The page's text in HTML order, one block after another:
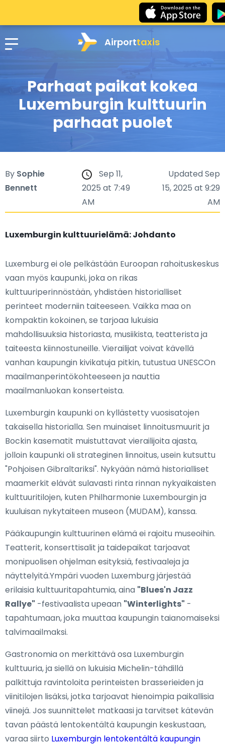
Airporttaxis
Parhaat paikat kokea
Luxemburgin kulttuurin
parhaat puolet
By Sophie
Bennett
Sep 11,
2025 at 7:49
AM
Updated Sep
15, 2025 at 9:29
AM
Luxemburgin kulttuurielämä: Johdanto
Luxemburg ei ole pelkästään Euroopan rahoituskeskus
vaan myös kaupunki, joka on rikas
kulttuuriperinnöstään, yhdistäen historialliset
perinteet moderniin taiteeseen. Vaikka maa on
kompaktin kokoinen, se tarjoaa lukuisia
mahdollisuuksia historiasta, musiikista, teatterista ja
taiteesta kiinnostuneille. Vierailijat voivat kävellä
vanhan kaupungin kivikatuja pitkin, tutustua UNESCOn
maailmanperintökohteeseen ja nauttia
maailmanluokan konserteista.
Luxemburgin kaupunki on kyllästetty vuosisatojen
takaisella historialla. Sen muinaiset linnoitusmuurit ja
Bockin kasematit muistuttavat vierailijoita ajasta,
jolloin kaupunki oli strateginen linnoitus, usein kutsuttu
"Pohjoisen Gibraltariksi". Nykyään nämä historialliset
maamerkit elävät sulavasti rinta rinnan nykyaikaisten
kulttuuritilojen, kuten Philharmonie Luxembourgin ja
kuuluisan nykytaiteen museon (MUDAM), kanssa.
Pääkaupungin kulttuurinen elämä ei rajoitu museoihin.
Teatterit, konserttisalit ja taidepaikat tarjoavat
monipuolisen ohjelman esityksiä, festivaaleja ja
näyttelyitä.Ympäri vuoden Luxemburg järjestää
erilaisia kulttuuritapahtumia, aina "Blues'n Jazz
Rallye" -festivaalista upeaan "Winterlights" -
tapahtumaan, joka muuttaa kaupungin taianomaiseksi
talvimaailmaksi.
Gastronomia on merkittävä osa Luxemburgin
kulttuuria, ja siellä on lukuisia Michelin-tähdillä
palkittuja ravintoloita perinteisten brasserieiden ja
viinitilojen lisäksi, jotka tarjoavat hienoimpia paikallisia
viinejä. Jos suunnittelet matkaasi ja tarvitset kätevän
tavan päästä lentokentältä kaupungin keskustaan,
varaa siirto Luxemburgin lentokentältä kaupungin